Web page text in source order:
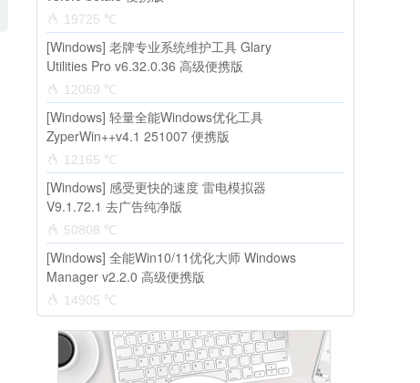
19725 ℃
[Windows] 老牌专业系统维护工具 Glary
Utilities Pro v6.32.0.36 高级便携版
12069 ℃
[Windows] 轻量全能Windows优化工具
ZyperWin++v4.1 251007 便携版
12165 ℃
[Windows] 感受更快的速度 雷电模拟器
V9.1.72.1 去广告纯净版
50808 ℃
[Windows] 全能Win10/11优化大师 Windows
Manager v2.2.0 高级便携版
14905 ℃